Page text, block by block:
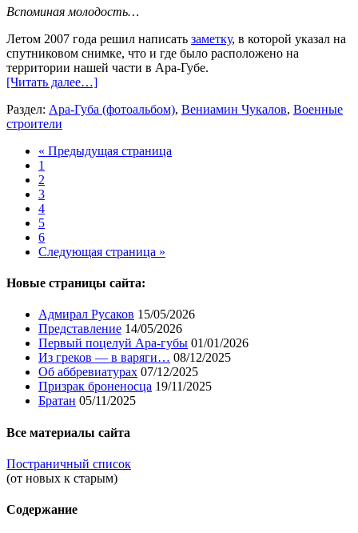
Вспоминая молодость…
Летом 2007 года решил написать заметку, в которой указал на
спутниковом снимке, что и где было расположено на
территории нашей части в Ара-Губе.
[Читать далее…]
Раздел: Ара-Губа (фотоальбом), Вениамин Чукалов, Военные
строители
« Предыдущая страница
1
2
3
4
5
6
Следующая страница »
Новые страницы сайта:
Адмирал Русаков 15/05/2026
Представление 14/05/2026
Первый поцелуй Ара-губы 01/01/2026
Из греков — в варяги… 08/12/2025
Об аббревиатурах 07/12/2025
Призрак броненосца 19/11/2025
Братан 05/11/2025
Все материалы сайта
Постраничный список
(от новых к старым)
Содержание